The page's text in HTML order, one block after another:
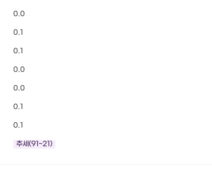
0.0
0.1
0.1
0.0
0.0
0.1
0.1
추세(91~21)